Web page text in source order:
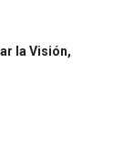
la Visión,